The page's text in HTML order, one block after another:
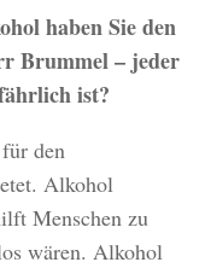
haben Sie den
Brummel – jeder
ist?
den
Alkohol
Menschen zu
wären. Alkohol